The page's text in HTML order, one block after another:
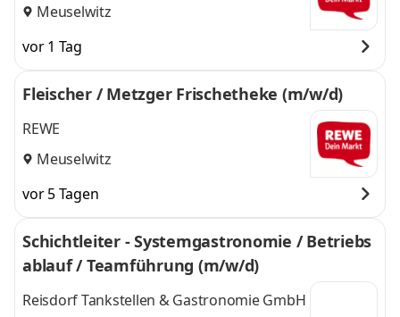
Meuselwitz
vor 1 Tag
Fleischer / Metzger Frischetheke (m/w/d)
REWE
Meuselwitz
vor 5 Tagen
Schichtleiter - Systemgastronomie / Betriebs
ablauf / Teamführung (m/w/d)
Reisdorf Tankstellen & Gastronomie GmbH